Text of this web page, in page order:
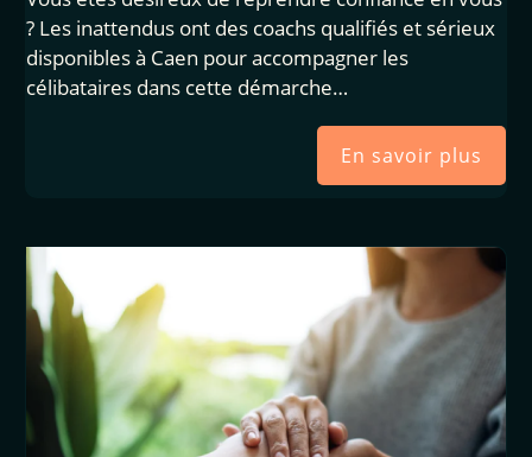
? Les inattendus ont des coachs qualifiés et sérieux
disponibles à Caen pour accompagner les
célibataires dans cette démarche…
En savoir plus